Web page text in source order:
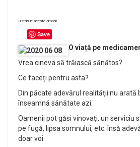
Distribuie aceste articol!
Save
O viață pe
Vrea cineva să trăiască sănătos?
Ce faceți pentru asta?
Din păcate adevărul realității nu arată
înseamnă sănătate azi.
Oamenii pot găsi vinovați, un serviciu
pe fugă, lipsa somnului, etc. însă
doar voi.